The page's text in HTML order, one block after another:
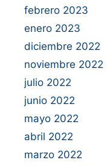
febrero 2023
enero 2023
diciembre 2022
noviembre 2022
julio 2022
junio 2022
mayo 2022
abril 2022
marzo 2022